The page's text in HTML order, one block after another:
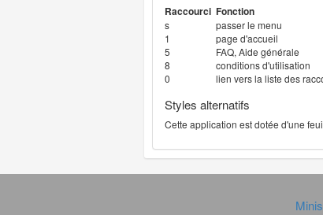
Raccourci Fonction
s
passer le menu
1
page d'accueil
5
FAQ, Aide générale
8
conditions d'utilisation
0
lien vers la liste des
Styles alternatifs
Cette application est dotée d'une